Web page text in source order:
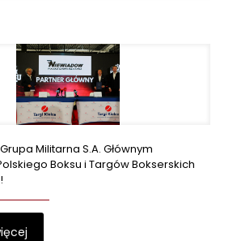
Militarna S.A. Głównym
Boksu i Targów Bokserskich